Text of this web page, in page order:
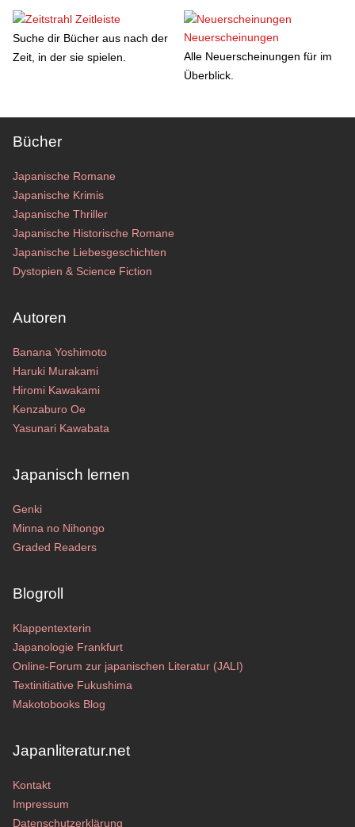
Zeitleiste
Suche dir Bücher aus nach der
Zeit, in der sie spielen.
Neuerscheinungen
Alle Neuerscheinungen für im
Überblick.
Bücher
Japanische Romane
Japanische Krimis
Japanische Thriller
Japanische Historische Romane
Japanische Liebesgeschichten
Dystopien & Science Fiction
Autoren
Banana Yoshimoto
Haruki Murakami
Hiromi Kawakami
Kenzaburo Oe
Yasunari Kawabata
Japanisch lernen
Genki
Minna no Nihongo
Graded Readers
Blogroll
Klappentexterin
Japanologie Frankfurt
Online-Forum zur japanischen Literatur (JALI)
Textinitiative Fukushima
Makotobooks Blog
Japanliteratur.net
Kontakt
Impressum
Datenschutzerklärung